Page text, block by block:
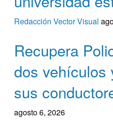
Redacción Vector Visual
Recupera
dos vehículos
sus
agosto 6, 2026